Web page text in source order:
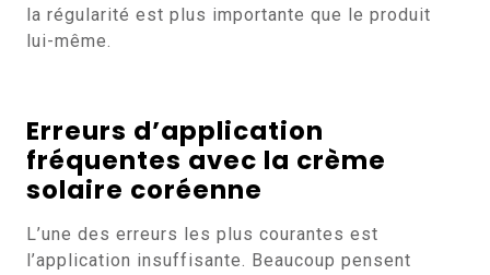
la régularité est plus importante que le produit
lui-même.
Erreurs d’application
fréquentes avec la crème
solaire coréenne
L’une des erreurs les plus courantes est
l’application insuffisante. Beaucoup pensent